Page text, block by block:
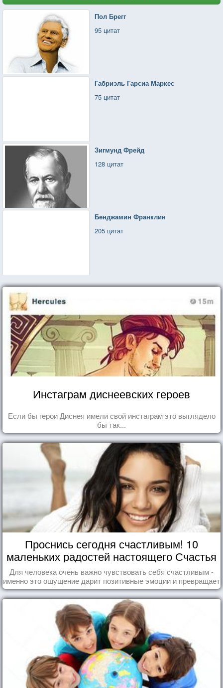
Пол Брегг
95 цитат
Габриэль Гарсиа Маркес
75 цитат
Зигмунд Фрейд
128 цитат
Бенджамин Франклин
205 цитат
Инстаграм диснеевских героев
Если бы герои Диснея имели свой инстаграм это выглядело
бы так...
Проснись сегодня счастливым! 10
маленьких радостей настоящего Счастья
Для человека очень важно чувствовать себя счастливым -
именно это ощущение дарит позитивные эмоции и превращает
каждый день в маленький праздник.